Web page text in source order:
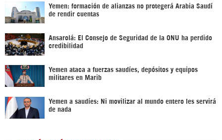
Yemen: formación de alianzas no protegerá Arabia Saudí
de rendir cuentas
Ansarolá: El Consejo de Seguridad de la ONU ha perdido
credibilidad
Yemen ataca a fuerzas saudíes, depósitos y equipos
militares en Marib
Yemen a saudíes: Ni movilizar al mundo entero les servirá
de nada